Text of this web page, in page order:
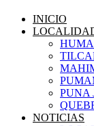
INICIO
PUNA
NOTICIAS